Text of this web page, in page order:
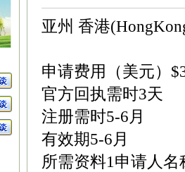
亚州 香港
申请费用（美元）
官方回执需时3天
注册需时5-6月
有效期5-6月
所需资料1申请人名